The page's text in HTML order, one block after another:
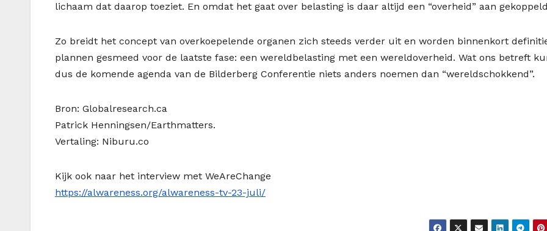
lichaam dat daarop toeziet. En omdat het gaat over belasting is daar altijd een “overheid” aan
Zo breidt het concept van overkoepelende organen zich steeds verder uit en worden binnenkort
plannen gesmeed voor de laatste fase: een wereldbelasting met een wereldoverheid. Wat ons betreft
dus de komende agenda van de Bilderberg Conferentie niets anders noemen dan “wereldschokkend”.
Bron: Globalresearch.ca
Patrick Henningsen/Earthmatters.
Vertaling: Niburu.co
Kijk ook naar het interview met WeAreChange
https://alwareness.org/alwareness-tv-23-juli/